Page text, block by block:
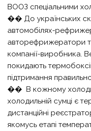
ВООЗ спеціальними
�� До українських
автомобілях-
авторефрижератори
компанії-виробника.
покидають
підтримання
��️ В кожному
холодильній сумці є
дистанційні
якомусь етапі